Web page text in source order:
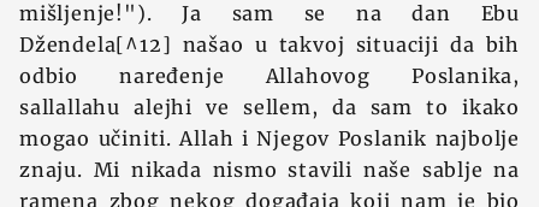
mišljenje!"). Ja sam se na dan Ebu
Džendela[^12] našao u takvoj situaciji da bih
odbio naređenje Allahovog Poslanika,
sallallahu alejhi ve sellem, da sam to ikako
mogao učiniti. Allah i Njegov Poslanik najbolje
znaju. Mi nikada nismo stavili naše sablje na
ramena zbog nekog događaja koji nam je bio